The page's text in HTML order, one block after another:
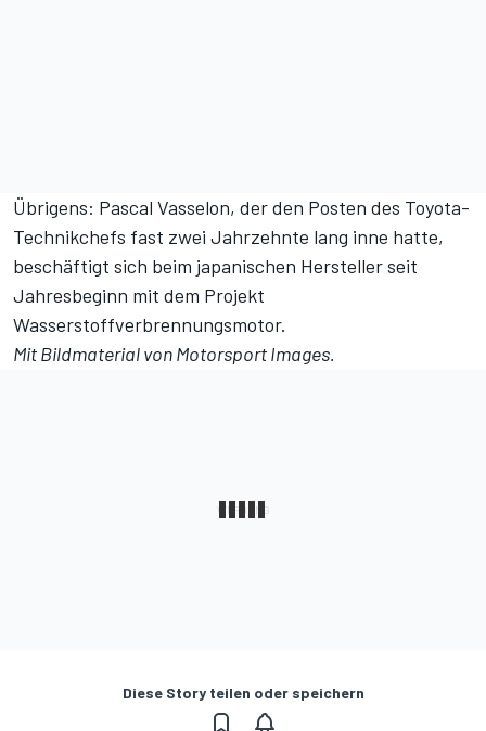
Übrigens: Pascal Vasselon, der den Posten des Toyota-
Technikchefs fast zwei Jahrzehnte lang inne hatte,
beschäftigt sich beim japanischen Hersteller seit
Jahresbeginn mit dem Projekt
Wasserstoffverbrennungsmotor.
Mit Bildmaterial vonMotorsport Images.
Diese Story teilen oder speichern